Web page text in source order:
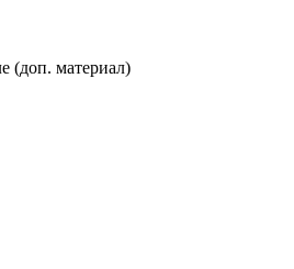
(доп. материал)